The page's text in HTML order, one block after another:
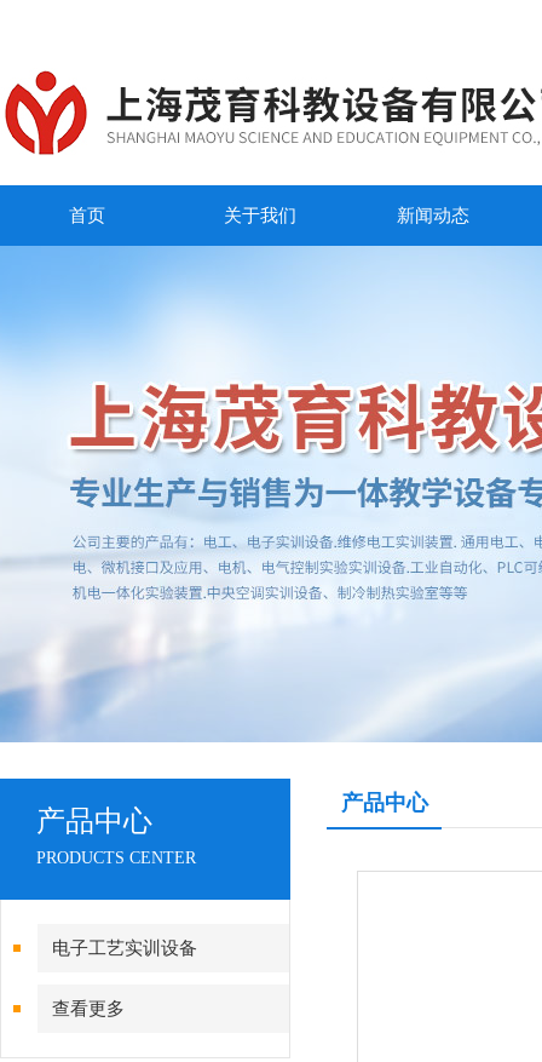
首页 关于我们 新闻动态
产品中心
PRODUCTS CENTER
电子工艺实训设备
查看更多
产品中心